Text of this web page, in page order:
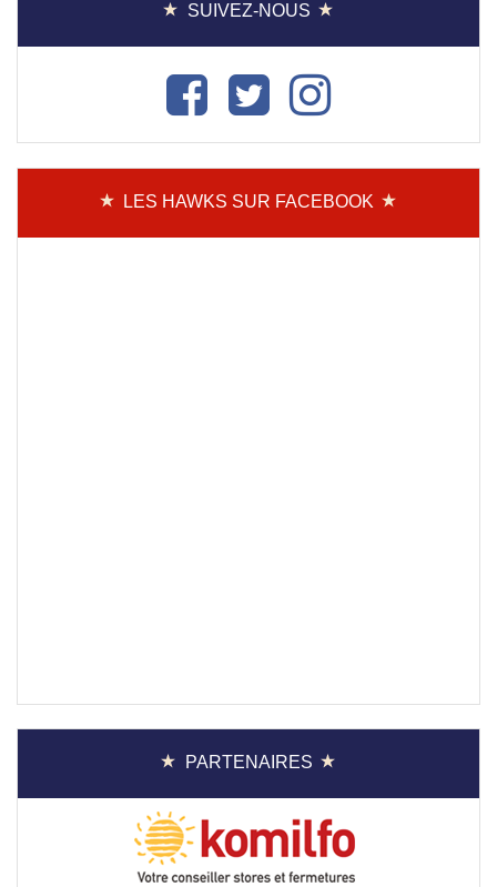
SUIVEZ-NOUS
LES HAWKS SUR FACEBOOK
PARTENAIRES